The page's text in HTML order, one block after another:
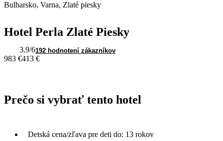
Bulharsko, Varna, Zlaté piesky
Hotel Perla Zlaté Piesky
3.9/6192 hodnotení zákazníkov
983 €413 €
Prečo si vybrať tento hotel
Detská cena/zľava pre deti do: 13 rokov